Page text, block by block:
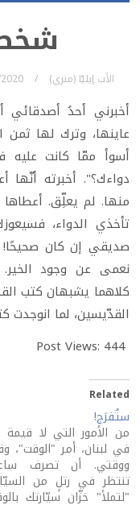
الأب إيليّا (متري)
أخبرني أحدُ
عاينها، وترك لها ثمن
أسوأ ممّا كانت عليه
دواءك؟". أخبرته
منها. لم يعلِّق.
تأخذي الدواء،
صديقي إن كان صحيحًا!
نعمى عن وجود الخير.
كلاهما يشبهان كتب
القدّيسين، لما انوجدت
Post Views: 444
Related
ستُفرَج!
من الأمور التي لا قيمة
في لبنان، أمر "الوقت"،
ووقتي. أن تصرف
تنتظر في رتلٍ من
"لتملأ" خزّان سيّارتك